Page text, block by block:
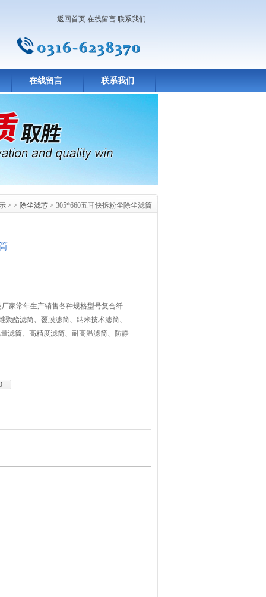
返回首页 在线留言 联系我们
在线留言 联系我们
> > 除尘滤芯 > 305*660五耳快拆粉尘除尘滤筒
家常年生产销售各种规格型号复合纤
聚酯滤筒、覆膜滤筒、纳米技术滤筒、
滤筒、高精度滤筒、耐高温滤筒、防静